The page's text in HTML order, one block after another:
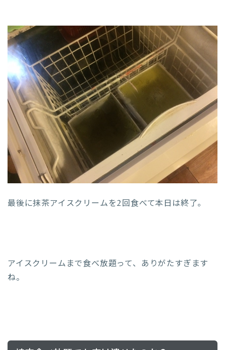
最後に抹茶アイスクリームを2回食べて本日は終了。
アイスクリームまで食べ放題って、ありがたすぎます
ね。